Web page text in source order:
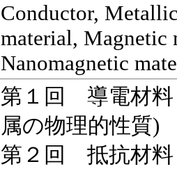
Conductor,
material, Magnetic
Nanomagnetic
第１回 導電材
属の物理的性質)
第２回 抵抗材